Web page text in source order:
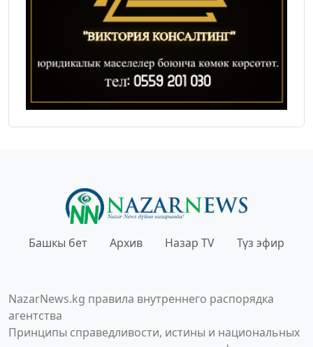
Башкы бет Архив Назар TV Түз эфир
NazarNews.kg правила внутреннего распорядка
агентства
Принципы справедливости, истины и национальных